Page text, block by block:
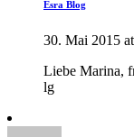
Esra Blog
30. Mai 2015
Liebe Marina,
lg